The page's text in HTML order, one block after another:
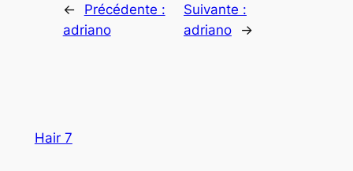
←
Précédente :
adriano
Suivante :
adriano
→
Hair 7